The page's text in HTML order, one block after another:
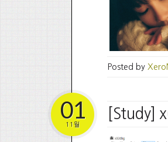
Posted by
[Study]
01
11월